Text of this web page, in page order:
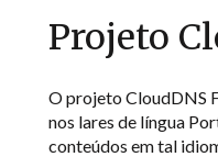
Projeto
O projeto CloudDNS
nos lares de língua
conteúdos em tal